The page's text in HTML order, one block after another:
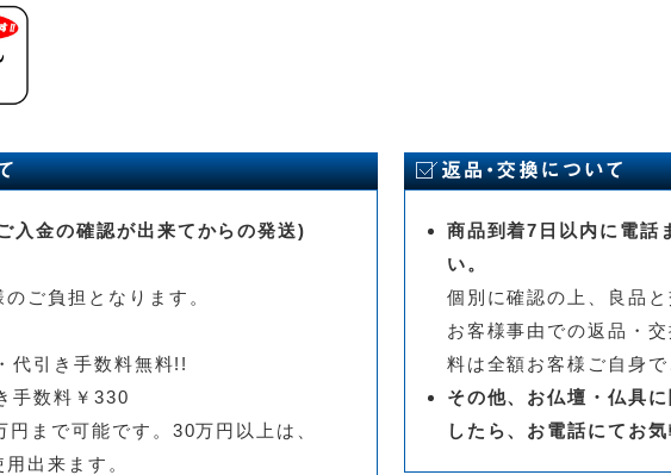
入金の確認が出来てからの発送)
ご負担となります。
代引き手数料無料!!
手数料￥330
まで可能です。30万円以上は、
出来ます。
商品到着7日以内に電話
い。
個別に確認の上、良品
お客様事由での返品・
料は全額お客様ご自身で
その他、お仏壇・仏具
したら、お電話にてお